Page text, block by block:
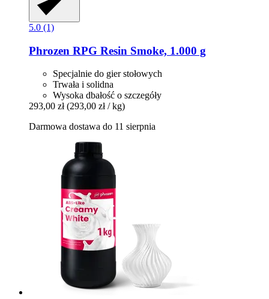
5.0 (1)
Phrozen RPG Resin Smoke, 1.000 g
Specjalnie do gier stołowych
Trwała i solidna
Wysoka dbałość o szczegóły
293,00 zł (293,00 zł / kg)
Darmowa dostawa do 11 sierpnia